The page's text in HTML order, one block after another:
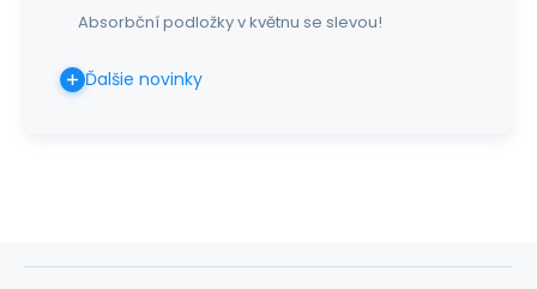
Absorbční podložky v květnu se slevou!
Ďalšie novinky